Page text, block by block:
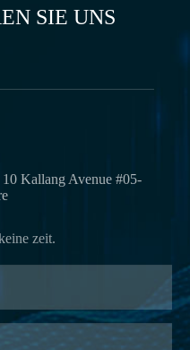
SIE UNS
Kallang Avenue #05-
zeit.